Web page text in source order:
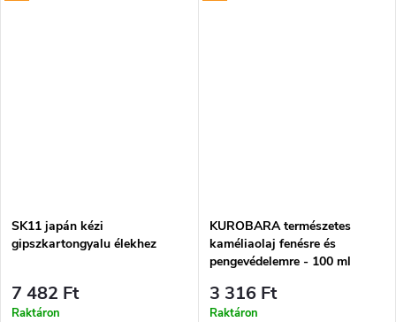
SK11 japán kézi
gipszkartongyalu élekhez
7 482 Ft
Raktáron
KUROBARA természetes
kaméliaolaj fenésre és
pengevédelemre - 100 ml
3 316 Ft
Raktáron